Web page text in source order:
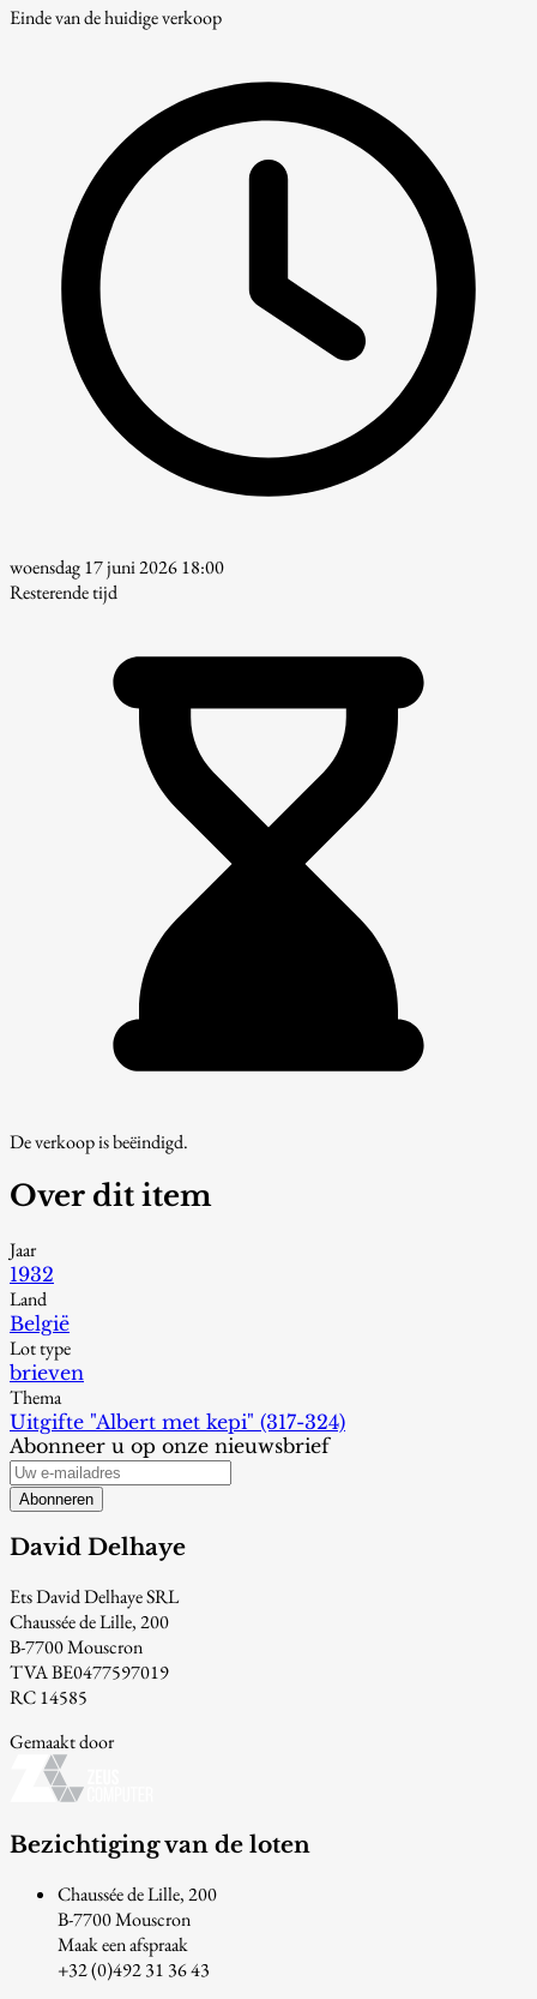
Einde van de huidige verkoop
woensdag 17 juni 2026 18:00
Resterende tijd
De verkoop is beëindigd.
Over dit item
Jaar
1932
Land
België
Lot type
brieven
Thema
Uitgifte "Albert met kepi" (317-324)
Abonneer u op onze nieuwsbrief
Abonneren
David Delhaye
Ets David Delhaye SRL
Chaussée de Lille, 200
B-7700 Mouscron
TVA BE0477597019
RC 14585
Gemaakt door
Bezichtiging van de loten
Chaussée de Lille, 200
B-7700 Mouscron
Maak een afspraak
+32 (0)492 31 36 43